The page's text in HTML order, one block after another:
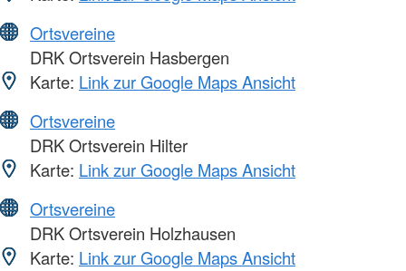
Ortsvereine
DRK Ortsverein Hasbergen
Karte: Link zur Google Maps Ansicht
Ortsvereine
DRK Ortsverein Hilter
Karte: Link zur Google Maps Ansicht
Ortsvereine
DRK Ortsverein Holzhausen
Karte: Link zur Google Maps Ansicht